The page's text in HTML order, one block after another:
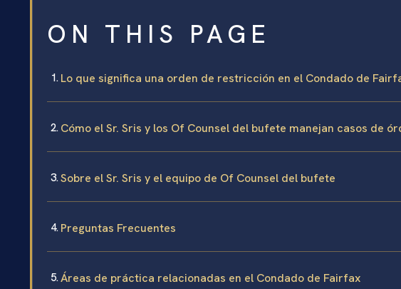
ON THIS PAGE
Lo que significa una orden de restricción en el Condado de
Cómo el Sr. Sris y los Of Counsel del bufete manejan casos de
Sobre el Sr. Sris y el equipo de Of Counsel del bufete
Preguntas Frecuentes
Áreas de práctica relacionadas en el Condado de Fairfax